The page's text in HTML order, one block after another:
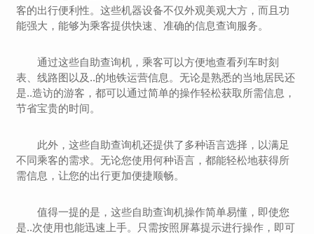
客的出行便利性。这些机器设备不仅外观美观大方，而且功
能强大，能够为乘客提供快速、准确的信息查询服务。
通过这些自助查询机，乘客可以方便地查看列车时刻
表、线路图以及..的地铁运营信息。无论是熟悉的当地居民还
是..造访的游客，都可以通过简单的操作轻松获取所需信息，
节省宝贵的时间。
此外，这些自助查询机还提供了多种语言选择，以满足
不同乘客的需求。无论您使用何种语言，都能轻松地获得所
需信息，让您的出行更加便捷顺畅。
值得一提的是，这些自助查询机操作简单易懂，即使您
是..次使用也能迅速上手。只需按照屏幕提示进行操作，即可